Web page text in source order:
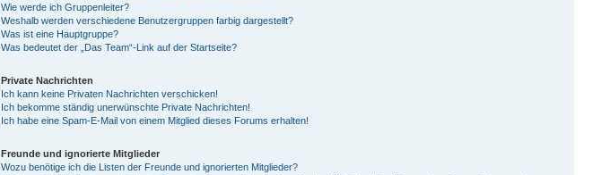
Wie werde ich Gruppenleiter?
Weshalb werden verschiedene Benutzergruppen farbig dargestellt?
Was ist eine Hauptgruppe?
Was bedeutet der „Das Team“-Link auf der Startseite?
Private Nachrichten
Ich kann keine Privaten Nachrichten verschicken!
Ich bekomme ständig unerwünschte Private Nachrichten!
Ich habe eine Spam-E-Mail von einem Mitglied dieses Forums erhalten!
Freunde und ignorierte Mitglieder
Wozu benötige ich die Listen der Freunde und ignorierten Mitglieder?